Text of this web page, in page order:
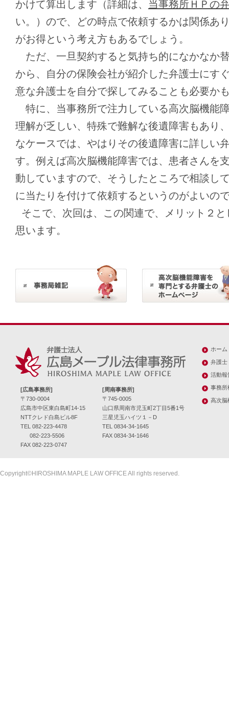
かけて算出します（詳細は、 当事務所ＨＰの
い。）ので、どの時点で依頼するかは関係あ
がお得という考え方もあるでしょう。
ただ、一旦契約すると気持ち的になかなか
から、自分の保険会社が紹介した弁護士にす
意な弁護士を自分で探してみることも必要か
特に、当事務所で注力している高次脳機能
理解が乏しい、特殊で難解な後遺障害もあり
なケースでは、やはりその後遺障害に詳しい
す。例えば高次脳機能障害では、患者さんを
動していますので、そうしたところで相談し
に当たりを付けて依頼するというのがよいの
そこで、次回は、この関連で、メリット２
思います。
[広島事務所]
〒730-0004
広島市中区東白島町14-15
NTTクレド白島ビル8F
TEL 082-223-4478
082-223-5506
FAX 082-223-0747
[周南事務所]
〒745-0005
山口県周南市児玉町2丁目5番1号
三星児玉ハイツ１－D
TEL 0834-34-1645
FAX 0834-34-1646
ホーム
弁護士
活動報
事務所
高次脳
Copyright©HIROSHIMA MAPLE LAW OFFICE All rights reserved.